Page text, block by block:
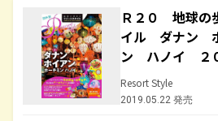
Ｒ２０ 地球の
イル ダナン
ン ハノイ ２
Resort Style
2019.05.22 発売